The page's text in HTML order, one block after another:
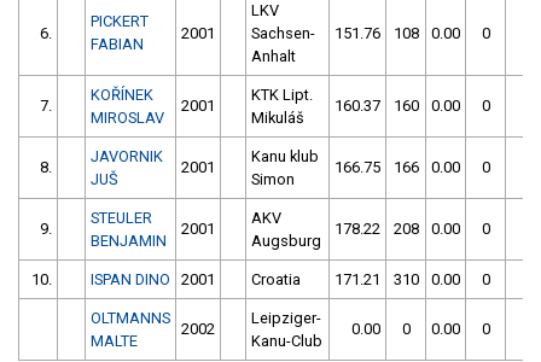
6.
PICKERT
FABIAN
2001
LKV
Sachsen-
Anhalt
151.76 108 0.00 0
7.
KOŘÍNEK
MIROSLAV
2001
KTK Lipt.
Mikuláš
160.37 160 0.00 0
8.
JAVORNIK
JUŠ
2001
Kanu klub
Simon
166.75 166 0.00 0
9.
STEULER
BENJAMIN
2001
AKV
Augsburg
178.22 208 0.00 0
10. ISPAN DINO 2001 Croatia 171.21 310 0.00 0
OLTMANNS
MALTE
2002
Leipziger-
Kanu-Club
0.00 0 0.00 0